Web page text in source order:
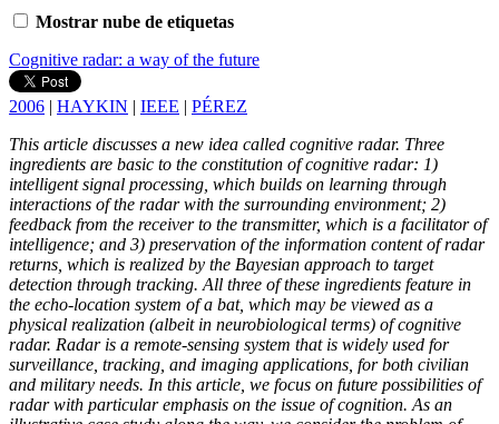
Mostrar nube de etiquetas
Cognitive radar: a way of the future
2006 | HAYKIN | IEEE | PÉREZ
This article discusses a new idea called cognitive radar. Three
ingredients are basic to the constitution of cognitive radar: 1)
intelligent signal processing, which builds on learning through
interactions of the radar with the surrounding environment; 2)
feedback from the receiver to the transmitter, which is a facilitator of
intelligence; and 3) preservation of the information content of radar
returns, which is realized by the Bayesian approach to target
detection through tracking. All three of these ingredients feature in
the echo-location system of a bat, which may be viewed as a
physical realization (albeit in neurobiological terms) of cognitive
radar. Radar is a remote-sensing system that is widely used for
surveillance, tracking, and imaging applications, for both civilian
and military needs. In this article, we focus on future possibilities of
radar with particular emphasis on the issue of cognition. As an